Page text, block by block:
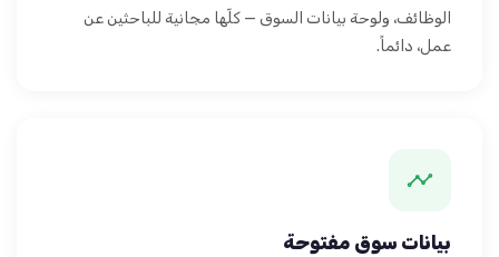
الوظائف، ولوحة بيانات السوق — كلّها مجانية للباحثين عن
عمل، دائماً.
بيانات سوق مفتوحة